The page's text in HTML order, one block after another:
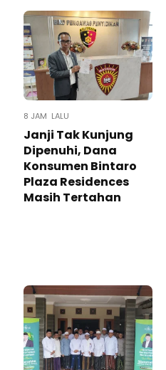
8 JAM LALU
Janji Tak Kunjung
Dipenuhi, Dana
Konsumen Bintaro
Plaza Residences
Masih Tertahan